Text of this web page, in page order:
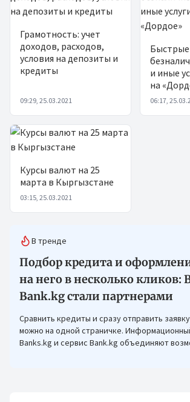
Грамотность: учет
доходов, расходов,
условия на депозиты и
кредиты
09:29, 25.03.2021
и иные
на
06:17,
Курсы валют на 25
марта в Кыргызстане
03:15, 25.03.2021
В тренде
Подбор кредита и
на него в несколько кликов:
Bank.kg стали партнерами
Сравнить кредиты и сразу отправить
можно на одной страничке.
Banks.kg и сервис Bank.kg объединяют